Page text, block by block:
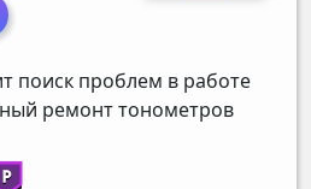
поиск проблем в работе
ремонт тонометров